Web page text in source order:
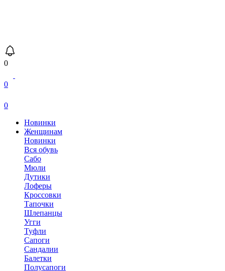
0
0
0
Новинки
Женщинам
Новинки
Вся обувь
Сабо
Мюли
Дутики
Лоферы
Кроссовки
Тапочки
Шлепанцы
Угги
Туфли
Сапоги
Сандалии
Балетки
Полусапоги